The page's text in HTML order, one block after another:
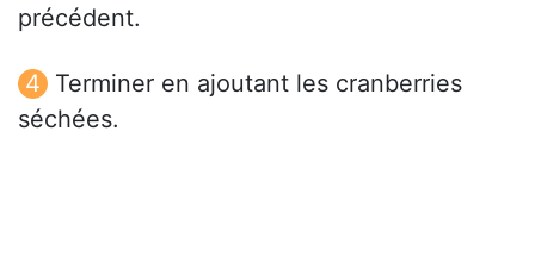
précédent.
Terminer en ajoutant les cranberries
séchées.